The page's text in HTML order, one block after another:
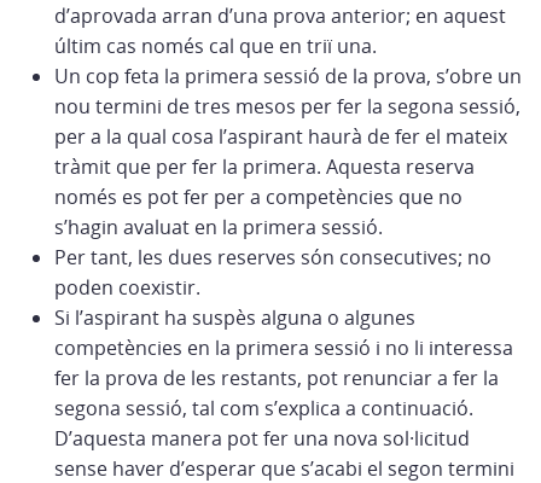
d’aprovada arran d’una prova anterior; en aquest
últim cas només cal que en triï una.
Un cop feta la primera sessió de la prova, s’obre un
nou termini de tres mesos per fer la segona sessió,
per a la qual cosa l’aspirant haurà de fer el mateix
tràmit que per fer la primera. Aquesta reserva
només es pot fer per a competències que no
s’hagin avaluat en la primera sessió.
Per tant, les dues reserves són consecutives; no
poden coexistir.
Si l’aspirant ha suspès alguna o algunes
competències en la primera sessió i no li interessa
fer la prova de les restants, pot renunciar a fer la
segona sessió, tal com s’explica a continuació.
D’aquesta manera pot fer una nova sol·licitud
sense haver d’esperar que s’acabi el segon termini